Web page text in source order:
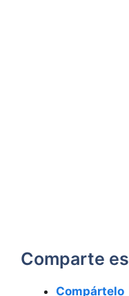
Comparte
Compártelo